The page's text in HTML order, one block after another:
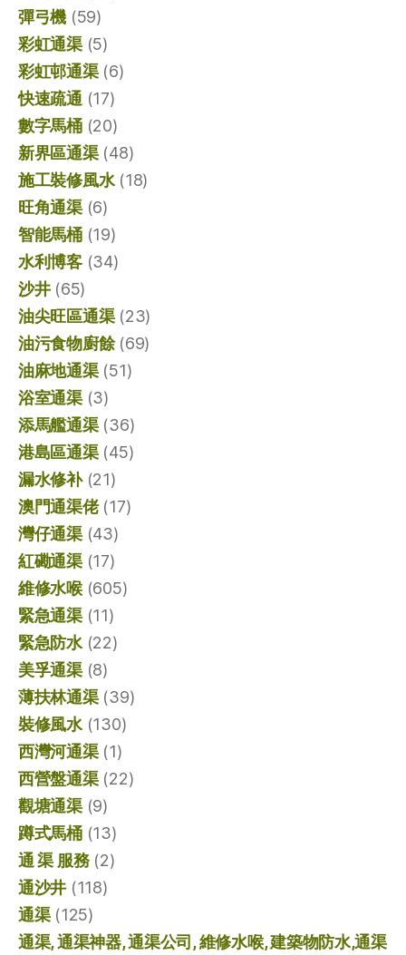
彈弓機 (59)
彩虹通渠(5)
彩虹邨通渠(6)
快速疏通 (17)
數字馬桶(20)
新界區通渠(48)
施工裝修風水(18)
旺角通渠(6)
智能馬桶(19)
水利博客(34)
沙井(65)
油尖旺區通渠(23)
油污食物廚餘(69)
油麻地通渠(51)
浴室通渠(3)
添馬艦通渠(36)
港島區通渠(45)
漏水修补(21)
澳門通渠佬(17)
灣仔通渠(43)
紅磡通渠(17)
維修水喉(605)
緊急通渠(11)
緊急防水(22)
美孚通渠(8)
薄扶林通渠(39)
裝修風水(130)
西灣河通渠(1)
西營盤通渠(22)
觀塘通渠(9)
蹲式馬桶(13)
通 渠 服務(2)
通沙井 (118)
通渠(125)
通渠, 通渠神器, 通渠公司, 維修水喉, 建築物防水,通渠